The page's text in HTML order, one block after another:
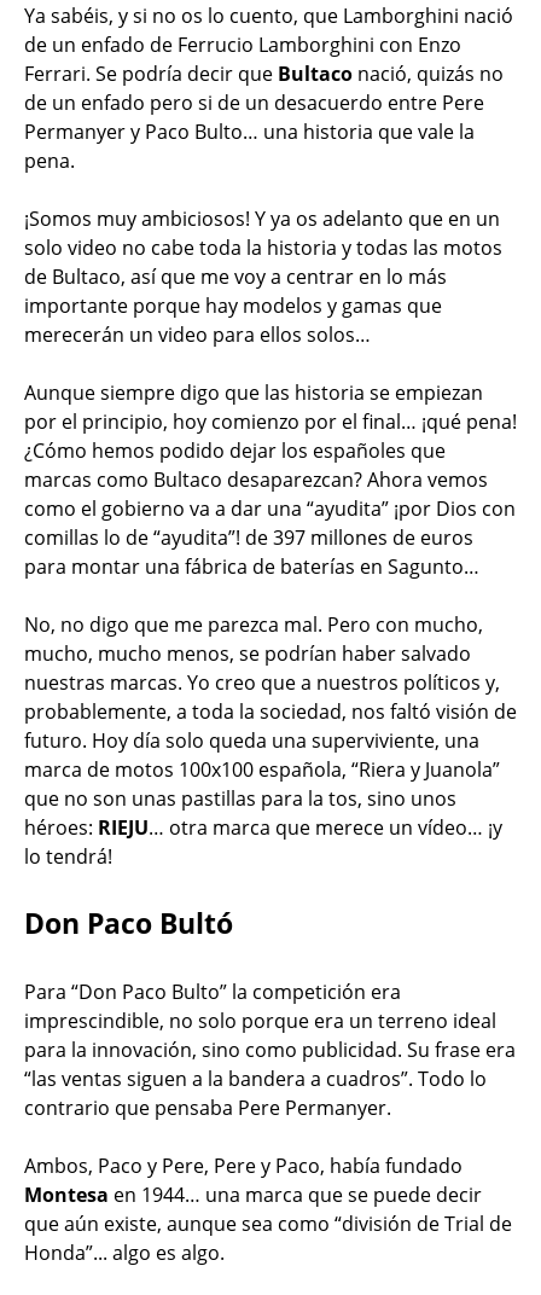
Ya sabéis, y si no os lo cuento, que Lamborghini nació
de un enfado de Ferrucio Lamborghini con Enzo
Ferrari. Se podría decir que Bultaco nació, quizás no
de un enfado pero si de un desacuerdo entre Pere
Permanyer y Paco Bulto… una historia que vale la
pena.
¡Somos muy ambiciosos! Y ya os adelanto que en un
solo video no cabe toda la historia y todas las motos
de Bultaco, así que me voy a centrar en lo más
importante porque hay modelos y gamas que
merecerán un video para ellos solos…
Aunque siempre digo que las historia se empiezan
por el principio, hoy comienzo por el final… ¡qué pena!
¿Cómo hemos podido dejar los españoles que
marcas como Bultaco desaparezcan? Ahora vemos
como el gobierno va a dar una “ayudita” ¡por Dios con
comillas lo de “ayudita”! de 397 millones de euros
para montar una fábrica de baterías en Sagunto…
No, no digo que me parezca mal. Pero con mucho,
mucho, mucho menos, se podrían haber salvado
nuestras marcas. Yo creo que a nuestros políticos y,
probablemente, a toda la sociedad, nos faltó visión de
futuro. Hoy día solo queda una superviviente, una
marca de motos 100x100 española, “Riera y Juanola”
que no son unas pastillas para la tos, sino unos
héroes: RIEJU… otra marca que merece un vídeo… ¡y
lo tendrá!
Don Paco Bultó
Para “Don Paco Bulto” la competición era
imprescindible, no solo porque era un terreno ideal
para la innovación, sino como publicidad. Su frase era
“las ventas siguen a la bandera a cuadros”. Todo lo
contrario que pensaba Pere Permanyer.
Ambos, Paco y Pere, Pere y Paco, había fundado
Montesa en 1944… una marca que se puede decir
que aún existe, aunque sea como “división de Trial de
Honda”... algo es algo.